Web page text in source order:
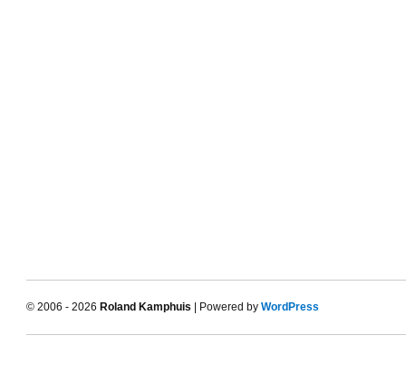
© 2006 - 2026 Roland Kamphuis | Powered by WordPress